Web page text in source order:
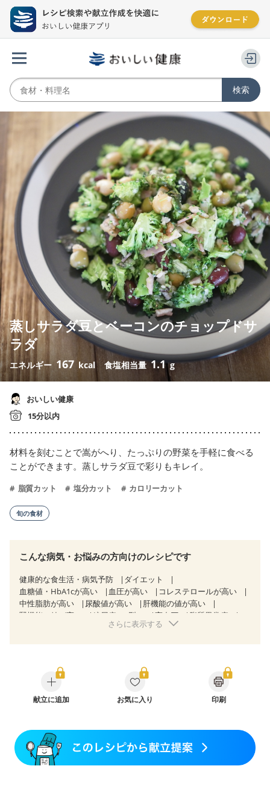
蒸しサラダ豆とベーコンのチョップドサ
ラダ
エネルギー 167 kcal 食塩相当量 1.1 g
おいしい健康
15分以内
材料を刻むことで嵩がへり、たっぷりの野菜を手軽に食べる
ことができます。蒸しサラダ豆で彩りもキレイ。
脂質カット 塩分カット カロリーカット
旬の食材
こんな病気・お悩みの方向けのレシピです
健康的な食生活・病気予防
ダイエット
血糖値・HbA1cが高い
血圧が高い
コレステロールが高い
中性脂肪が高い
尿酸値が高い
肝機能の値が高い
腎機能の値が高い
糖尿病（2型） 高血圧
脂質異常症
胃ポリープ
胆石症
CKD（ステージ１）
CKD（ステージ２）
乳がん（抗がん剤治療中）
乳がん（ホルモン療法中）
乳がん（放射線治療中）
関節リウマチ
低栄養予防
貧血対策 ニキビ・肌荒れ 妊活中
さらに表示する
献立に追加 お気に入り 印刷